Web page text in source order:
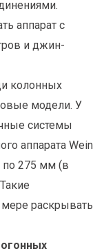
аппарат с
и джин-
колонных
модели. У
системы
аппарата Wein
по 275 мм (в
раскрывать